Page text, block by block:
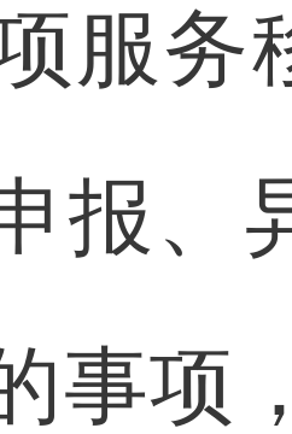
服务
报、
事项